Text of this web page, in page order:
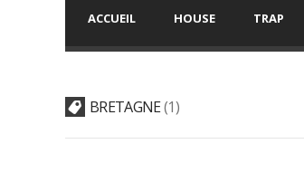
ACCUEIL HOUSE TRAP
BRETAGNE 1